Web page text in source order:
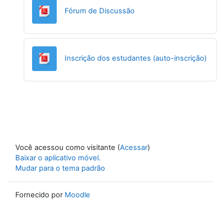
Fórum de Discussão
Inscrição dos estudantes (auto-inscrição)
Você acessou como visitante (Acessar)
Baixar o aplicativo móvel.
Mudar para o tema padrão
Fornecido por Moodle